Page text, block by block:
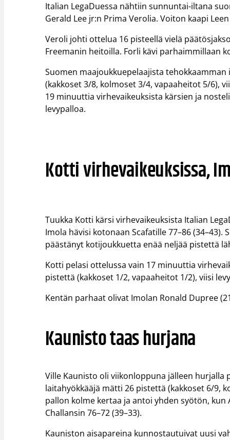
Italian LegaDuessa nähtiin sunnuntai-iltana
Gerald Lee jr:n Prima Verolia. Voiton kaapi
Veroli johti ottelua 16 pisteellä vielä
Freemanin heitoilla. Forli kävi parhaimmillaan
Suomen maajoukkuepelaajista
(kakkoset 3/8, kolmoset 3/4, vapaaheitot 5/6),
19 minuuttia virhevaikeuksista kärsien ja
levypalloa.
Kotti virhevaikeuksissa,
Tuukka Kotti kärsi virhevaikeuksista Italian
Imola hävisi kotonaan Scafatille 77–86
päästänyt kotijoukkuetta enää neljää pistettä
Kotti pelasi ottelussa vain 17 minuuttia
pistettä (kakkoset 1/2, vapaaheitot 1/2), viisi
Kentän parhaat olivat Imolan Ronald Dupree
Kaunisto taas hurjana
Ville Kaunisto oli viikonloppuna jälleen hurjalla
laitahyökkääjä mätti 26 pistettä (kakkoset 6/9,
pallon kolme kertaa ja antoi yhden syötön,
Challansin 76–72 (39–33).
Kauniston aisapareina kunnostautuivat uusi